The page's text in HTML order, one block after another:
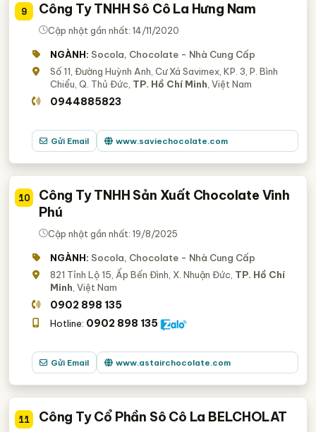
9 Công Ty TNHH Sô Cô La Hưng Nam
Cập nhật gần nhất: 14/11/2020
NGÀNH: Socola, Chocolate - Nhà Cung Cấp
Số 11, Đường Huỳnh Anh, Cư Xá Savimex, KP. 3, P. Bình
Chiểu, Q. Thủ Đức, TP. Hồ Chí Minh, Việt Nam
0944885823
Gửi Email www.saviechocolate.com
10
Công Ty TNHH Sản Xuất Chocolate Vinh
Phú
Cập nhật gần nhất: 19/8/2025
NGÀNH: Socola, Chocolate - Nhà Cung Cấp
821 Tỉnh Lộ 15, Ấp Bến Đình, X. Nhuận Đức, TP. Hồ Chí
Minh, Việt Nam
0902 898 135
Hotline: 0902 898 135
Gửi Email www.astairchocolate.com
11 Công Ty Cổ Phần Sô Cô La BELCHOLAT